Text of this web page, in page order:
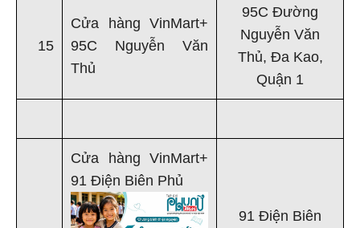
15
Cửa hàng VinMart+
95C Nguyễn Văn
Thủ
95C Đường
Nguyễn Văn
Thủ, Đa Kao,
Quận 1
Cửa hàng VinMart+
91 Điện Biên Phủ
91 Điện Biên